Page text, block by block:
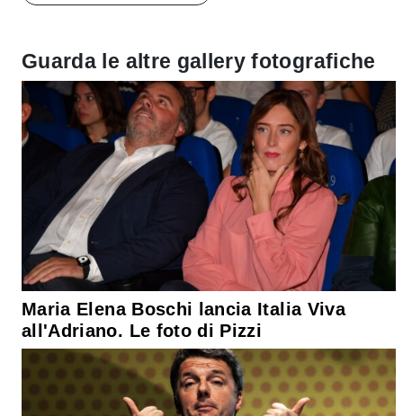
Guarda le altre gallery fotografiche
Maria Elena Boschi lancia Italia Viva
all'Adriano. Le foto di Pizzi